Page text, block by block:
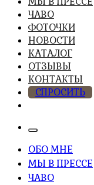
ЧАВО
ФОТОЧКИ
НОВОСТИ
КАТАЛОГ
ОТЗЫВЫ
КОНТАКТЫ
СПРОСИТЬ
ОБО МНЕ
МЫ В ПРЕССЕ
ЧАВО